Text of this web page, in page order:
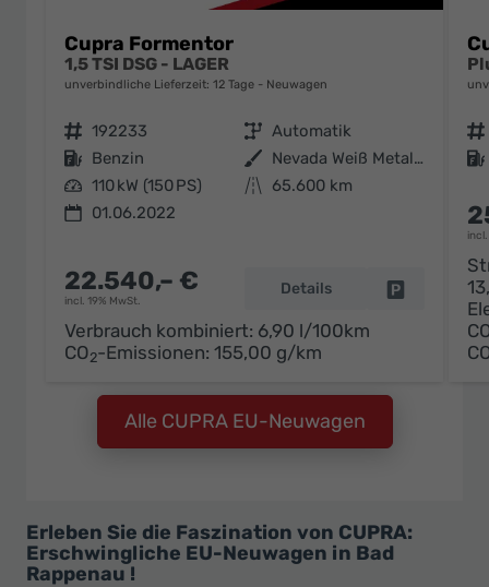
Cupra Formentor
1,5 TSI DSG - LAGER
unverbindliche Lieferzeit: 12 Tage Neuwagen
Fahrzeugnr. 192233 Getriebe Automatik
Kraftstoff Benzin Außenfarbe
Nevada Weiß Metallic (2Y)
Leistung 110 kW (150 PS) Kilometerstand
65.600 km
01.06.2022
22.540,– €
incl. 19% MwSt.
Details Fahrzeug
Verbrauch kombiniert: 6,90 l/100km
CO2-Emissionen: 155,00 g/km
Fahrzeugnr.
Kraftstoff
Alle CUPRA EU-Neuwagen
Erleben Sie die Faszination von CUPRA:
Erschwingliche EU-Neuwagen in Bad
Rappenau !